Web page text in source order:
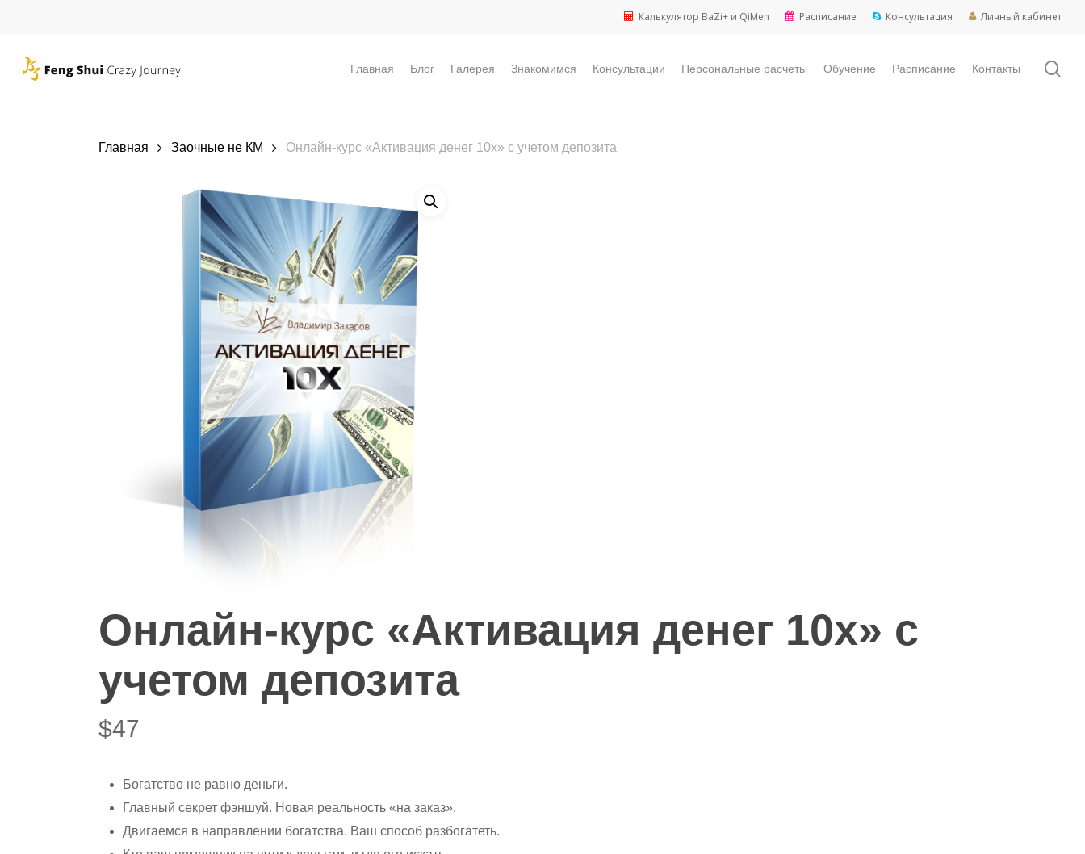
main
content
Калькулятор BaZi+ и QiMen Расписание Консультация Личный кабинет
Hit enter to search or ESC to close
Главная Блог Галерея Знакомимся Консультации Персональные расчеты Обучение Расписание Контакты
Главная Заочные не КМ Онлайн-курс «Активация денег 10х» с учетом депозита
Онлайн-курс «Активация денег 10х» с
учетом депозита
$47
Богатство не равно деньги.
Главный секрет фэншуй. Новая реальность «на заказ».
Двигаемся в направлении богатства. Ваш способ разбогатеть.